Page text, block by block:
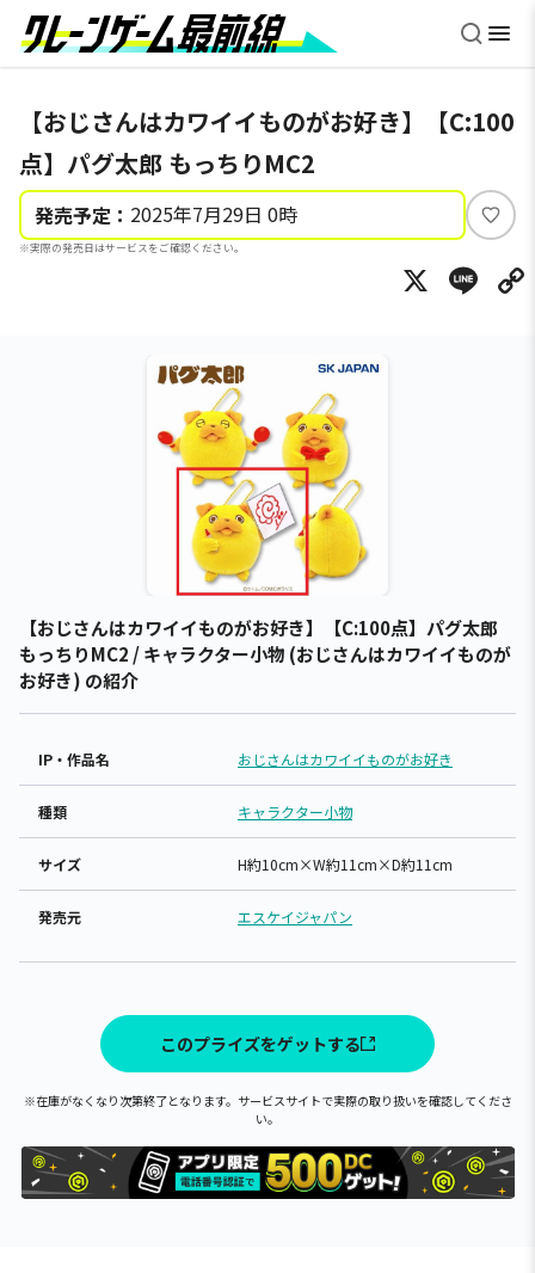
【おじさんはカワイイものがお好き】【C:100
点】パグ太郎 もっちりMC2
発売予定： 2025年7月29日 0時
※実際の発売日はサービスをご確認ください。
い
ね
X
【おじさんはカワイイものがお好き】【C:100点】パグ太郎
もっちりMC2 / キャラクター小物 (おじさんはカワイイものが
お好き) の紹介
IP・作品名 おじさんはカワイイものがお好き
種類 キャラクター小物
サイズ H約10cm×W約11cm×D約11cm
発売元 エスケイジャパン
このプライズをゲットする
※在庫がなくなり次第終了となります。サービスサイトで実際の取り扱いを確認してくださ
い。